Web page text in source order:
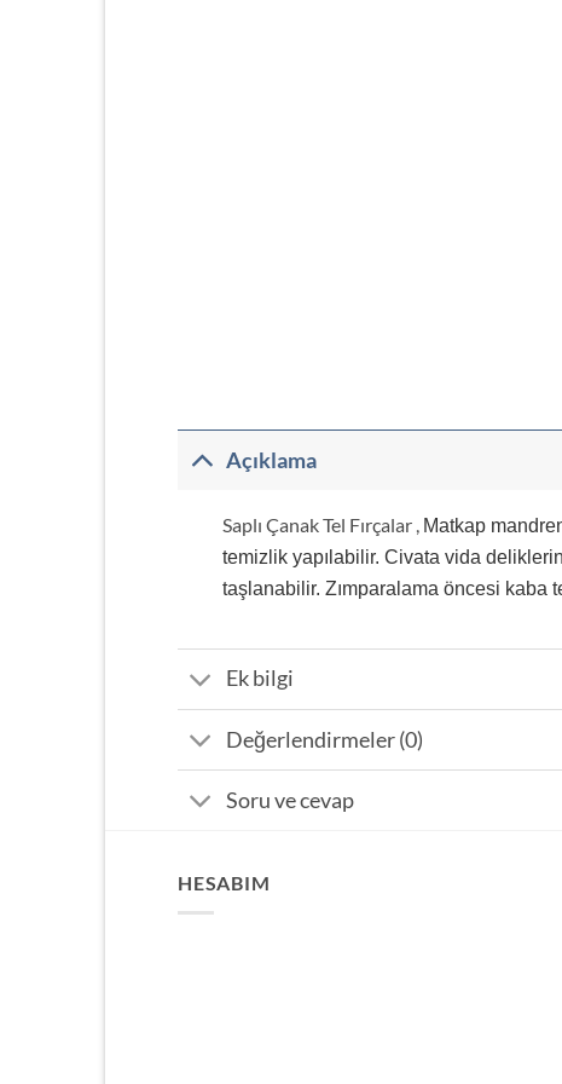
Açıklama
Saplı Çanak Tel Fırçalar , Matkap
temizlik yapılabilir. Civata vida
taşlanabilir. Zımparalama öncesi kaba
Ek bilgi
Değerlendirmeler (0)
Soru ve cevap
HESABIM